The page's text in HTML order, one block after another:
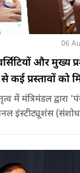
06
और मुख्य
कई प्रस्तावों को
में मंत्रिमंडल
इंस्टीट्यूशंस
है.